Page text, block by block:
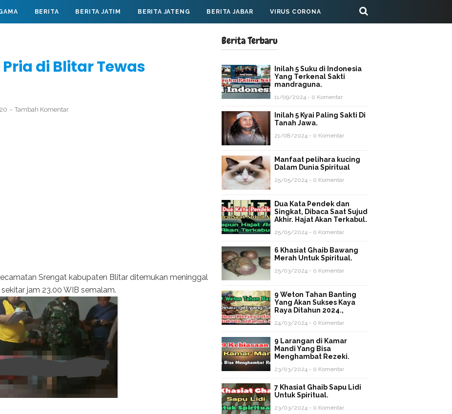
BERITA BERITA JATIM BERITA JATENG BERITA JABAR VIRUS CORONA
di Blitar Tewas
Tambah Komentar
Srengat kabupaten Blitar ditemukan meninggal
jam 23.00 WIB semalam.
Berita Terbaru
Inilah 5 Suku di Indonesia
Yang Terkenal Sakti
mandraguna.
11/09/2024 - 0 Komentar
Inilah 5 Kyai Paling Sakti Di
Tanah Jawa.
21/08/2024 - 0 Komentar
Manfaat pelihara kucing
Dalam Dunia Spiritual
25/05/2024 - 0 Komentar
Dua Kata Pendek dan
Singkat, Dibaca Saat Sujud
Akhir. Hajat Akan Terkabul.
25/05/2024 - 0 Komentar
6 Khasiat Ghaib Bawang
Merah Untuk Spiritual.
25/03/2024 - 0 Komentar
9 Weton Tahan Banting
Yang Akan Sukses Kaya
Raya Ditahun 2024.,
24/03/2024 - 0 Komentar
9 Larangan di Kamar
Mandi Yang Bisa
Menghambat Rezeki.
23/03/2024 - 0 Komentar
7 Khasiat Ghaib Sapu Lidi
Untuk Spiritual.
23/03/2024 - 0 Komentar